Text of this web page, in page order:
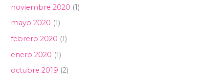
noviembre 2020 (1)
mayo 2020 (1)
febrero 2020 (1)
enero 2020 (1)
octubre 2019 (2)